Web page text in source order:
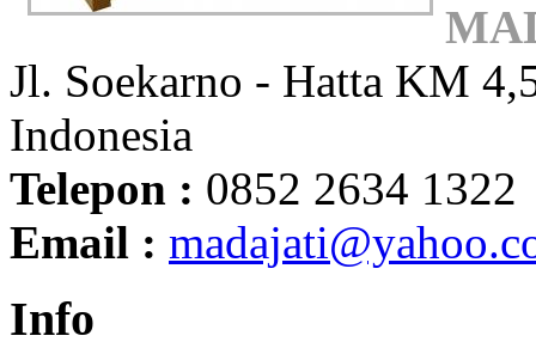
Jl. Soekarno - Hatta KM
Indonesia
Telepon : 0852 2634 1322
Email :
Info